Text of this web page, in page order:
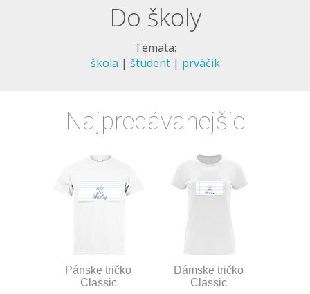
Do školy
Témata:
škola | študent| prváčik
Najpredávanejšie
Pánske tričko
Classic
Dámske tričko
Classic